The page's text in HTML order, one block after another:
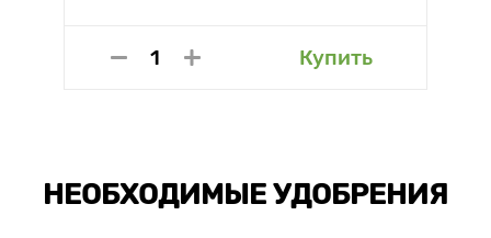
Купить
НЕОБХОДИМЫЕ УДОБРЕНИЯ